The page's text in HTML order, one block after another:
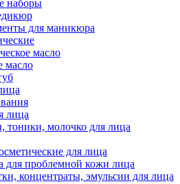
наборы
для маникюра
масло
масло
лица
тоники, молочко для лица
для лица
для проблемной кожи лица
концентраты, эмульсии для лица